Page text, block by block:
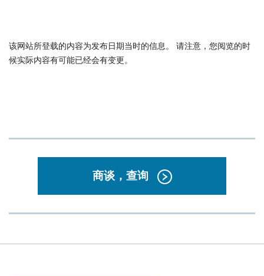
该网站所登载的内容为发布日期当时的信息。 请注意，您阅览的时
候实际内容有可能已经会有变更。
商谈，查询